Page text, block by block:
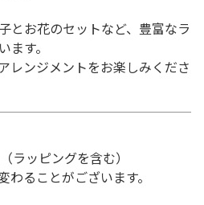
とお花のセットなど、豊富なラ
す。
レンジメントをお楽しみくださ
ッピングを含む）
ることがございます。